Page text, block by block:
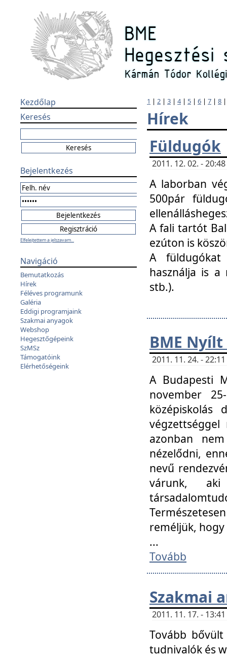
Kezdőlap
Keresés
Bejelentkezés
Elfelejtettem a jelszavam...
Navigáció
Bemutatkozás
Hírek
Féléves programunk
Galéria
Eddigi programjaink
Szakmai anyagok
Webshop
Hegesztőgépeink
SzMSz
Támogatóink
Elérhetőségeink
1 | 2 | 3 | 4| 5 | 6 | 7 | 8
Hírek
Füldugók
2011. 12. 02. -
A laborban
500pár
A fali tartót
ezúton is
A füldugókat
használja is a
stb.).
BME
2011. 11. 24. -
A Budapesti
november
középiskolás
azonban
nézelődni,
nevű
várunk, aki
reméljük,
...
Tovább
Szakmai
2011. 11. 17. -
Tovább bővült
tudnivalók és